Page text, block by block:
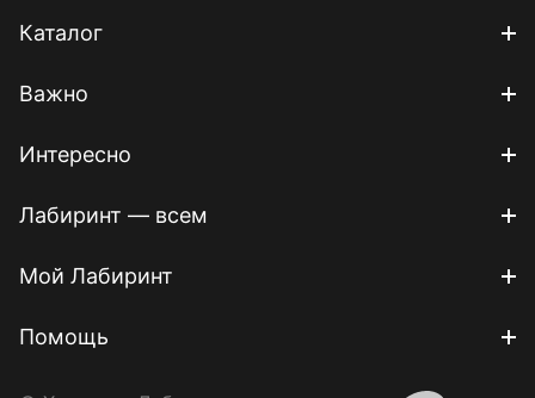
Каталог
Важно
Интересно
Лабиринт — всем
Мой Лабиринт
Помощь